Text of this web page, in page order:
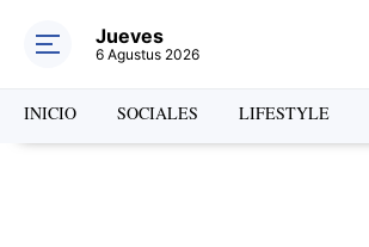
Jueves
6 Agustus 2026
INICIO SOCIALES LIFESTYLE